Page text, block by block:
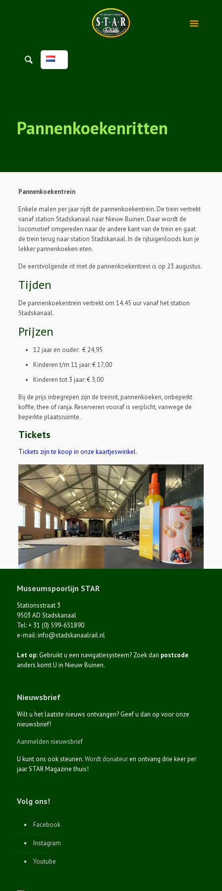
Pannenkoekenritten
Pannenkoekentrein
Enkele malen per jaar rijdt de pannenkoekentrein. De trein vertrekt
vanaf station Stadskanaal naar Nieuw Buinen. Daar wordt de
locomotief omgereden naar de andere kant van de trein en gaat
de trein terug naar station Stadskanaal. In de rijtuigenloods kun je
lekker pannenkoeken eten.
De eerstvolgende rit met de pannenkoekentrein is op 23 augustus.
Tijden
De pannenkoekentrein vertrekt om 14.45 uur vanaf het station
Stadskanaal.
Prijzen
12 jaar en ouder: € 24,95
Kinderen t/m 11 jaar: € 17,00
Kinderen tot 3 jaar: € 3,00
Bij de prijs inbegrepen zijn de treinrit, pannenkoeken, onbeperkt
koffie, thee of ranja. Reserveren vooraf is verplicht, vanwege de
beperkte plaatsruimte.
Tickets
Tickets zijn te koop in onze kaartjeswinkel.
Museumspoorlijn STAR
Stationsstraat 3
9503 AD Stadskanaal
Tel: + 31 (0) 599-651890
e-mail: info@stadskanaalrail.nl
Let op:Gebruikt u een navigatiesysteem? Zoek dan postcode
anders komt U in Nieuw Buinen.
Nieuwsbrief
Wilt u het laatste nieuws ontvangen? Geef u dan op voor onze
nieuwsbrief!
Aanmelden nieuwsbrief
U kunt ons ook steunen.Wordt donateuren ontvang drie keer per
jaar STAR Magazine thuis!
Volg ons!
Facebook
Instagram
Youtube